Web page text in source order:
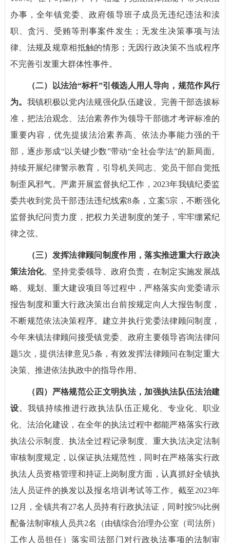
办事，全年镇党委、政府领导班子成员无违纪违法和渎
职、贪污、受贿等刑事案件发生；无发生决策事项与法
律、法规及规章相抵触的情形；无因行政决策不当或程序
不完善引发重大群体性事件。
（二）
以法治“标杆”引领选人用人导向，规范作风行
为。 我镇积极以党内法规强化队伍建设。完善干部选拔标
准，把法治观念、法治素养作为领导干部德才考评标准的
重要内容，优先提拔法治素养高、依法办事能力强的干
部，逐步形成“以关键少数”带动“全社会学法”的新局面。
持续开展纪律警示教育，引导机关同志、党员干部自觉抵
制歪风邪气。严肃开展监督执纪工作，2023年我镇纪委监
委共收到党员干部违法违纪线索8条，立案5宗，不断强化
监督执纪问责力度，把权力关进制度的笼子，牢牢绷紧纪
律之弦。
（三） 发挥法律顾问制度作用，落实推进重大行政决
策法治化。坚持党委领导、政府负责，在制定实施发展战
略、规划、重大建设项目等过程中，严格落实向党委请示
报告制度和重大行政决策出台前按规定向人大报告制度，
不断规范依法决策程序。建立并执行党委法律顾问制度，
今年来镇法律顾问接受镇党委、政府主要领导咨询法律问
题5次，提供法律意见5条，有效发挥法律顾问在制定重大
决策、推进依法执政中的指导作用。
（四） 严格规范公正文明执法，加强执法队伍法治建
设。我镇持续推进行政执法队伍正规化、专业化、职业
化、法治化建设，在全年的执法过程中都能严格落实行政
执法公示制度、执法全过程记录制度、重大执法决定法制
审核制度规定，以保证执法规范性，同时在严格落实行政
执法人员资格管理和持证上岗制度方面，认真抓好全镇执
法人员证件的换发以及报名培训考试等工作。截至2023年
12月，全镇共有27名人员持有行政执法证，同时按5%比例
配备法制审核人员共2名（由镇综合治理办公室（司法所）
工作人员担任）落实司法部门对行政执法事项的法制审